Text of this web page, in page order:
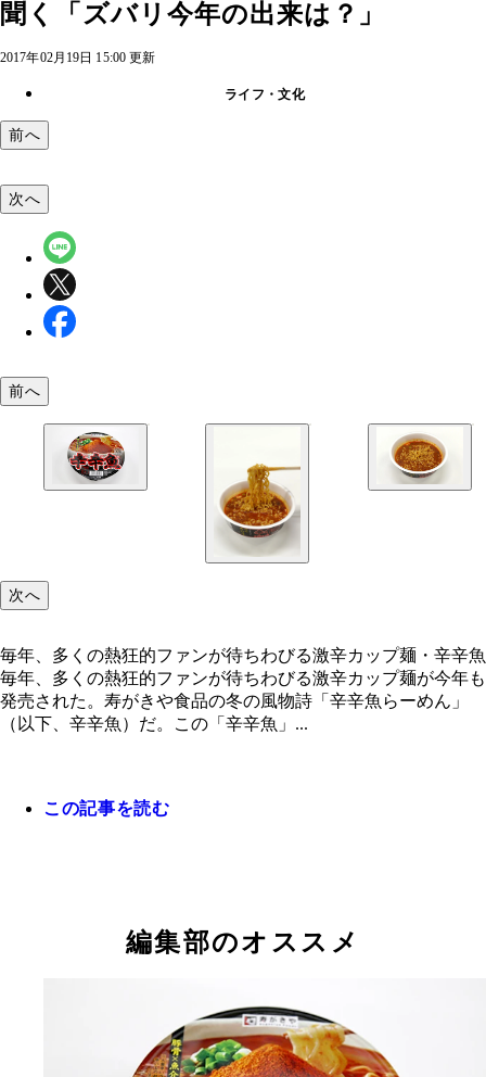
聞く「ズバリ今年の出来は？」
2017年02月19日 15:00 更新
ライフ・文化
前へ
毎年、多くの熱狂的ファンが待ちわびる激辛カッ
「特製辛魚粉」を混ぜたスープ。このカップ麺『
魚』のスープにハマった人が実店舗に行くという
次へ
前へ
次へ
毎年、多くの熱狂的ファンが待ちわびる激辛カップ麺・辛辛魚
毎年、多くの熱狂的ファンが待ちわびる激辛カップ麺が今年も
発売された。寿がきや食品の冬の風物詩「辛辛魚らーめん」
（以下、辛辛魚）だ。この「辛辛魚」...
この記事を読む
編集部のオススメ